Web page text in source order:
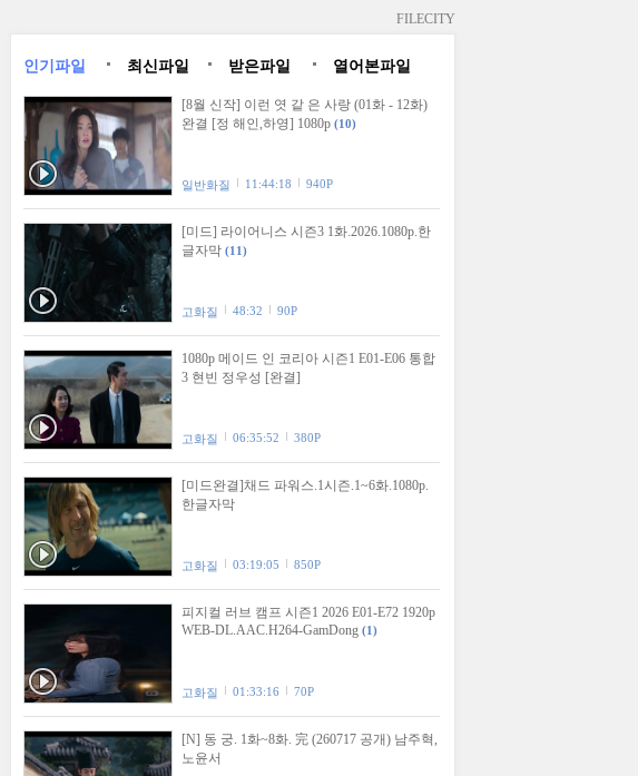
FILECITY
인기파일 최신파일 받은파일 열어본파일
[8월 신작] 이런 엿 같 은 사랑 (01화 - 12화)
완결 [정 해인,하영] 1080p (10)
일반화질 11:44:18 940P
[미드] 라이어니스 시즌3 1화.2026.1080p.한
글자막 (11)
고화질 48:32 90P
1080p 메이드 인 코리아 시즌1 E01-E06 통합
3 현빈 정우성 [완결]
고화질 06:35:52 380P
[미드완결]채드 파워스.1시즌.1~6화.1080p.
한글자막
고화질 03:19:05 850P
피지컬 러브 캠프 시즌1 2026 E01-E72 1920p
WEB-DL.AAC.H264-GamDong (1)
고화질 01:33:16 70P
[N] 동 궁. 1화~8화. 完 (260717 공개) 남주혁,
노윤서